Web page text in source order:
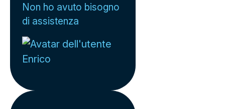
Non ho avuto bisogno
di assistenza
Enrico